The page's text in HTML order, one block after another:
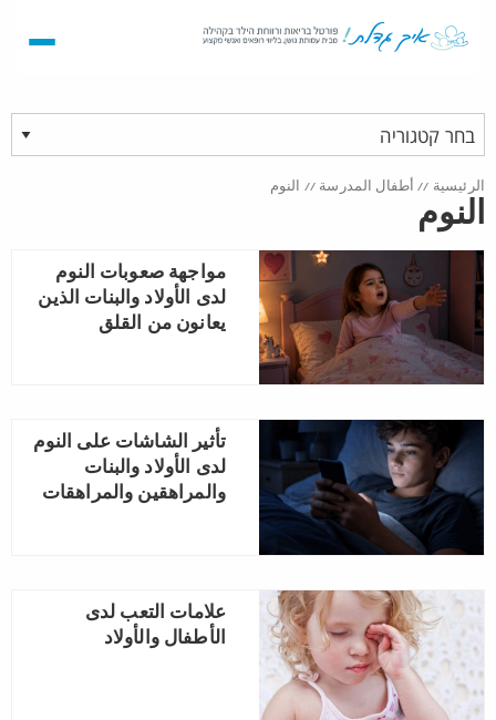
الرئيسية // أطفال المدرسة // النوم
النوم
مواجهة صعوبات النوم
لدى الأولاد والبنات الذين
يعانون من القلق
تأثير الشاشات على النوم
لدى الأولاد والبنات
والمراهقين والمراهقات
علامات التعب لدى
الأطفال والأولاد